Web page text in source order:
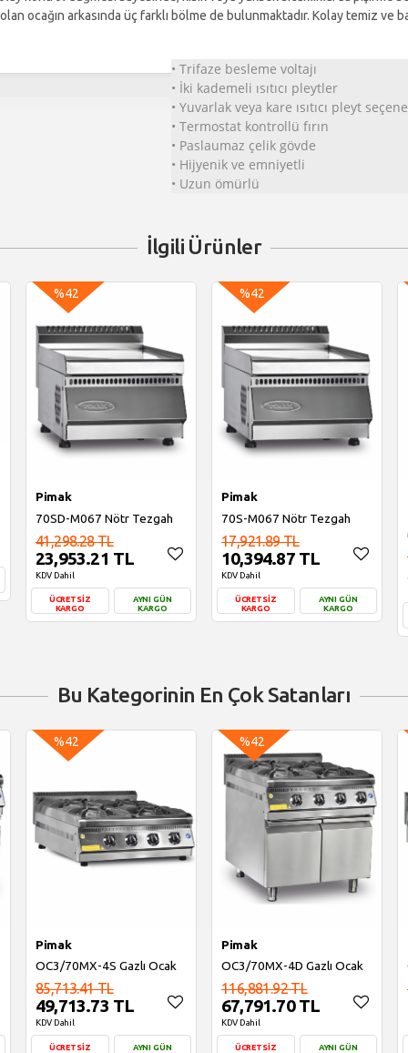
ocağın arkasında üç farklı bölme de bulunmaktadır. Kolay temiz ve
• Trifaze besleme voltajı
• İki kademeli ısıtıcı pleytler
• Yuvarlak veya kare ısıtıcı pleyt
• Termostat kontrollü fırın
• Paslaumaz çelik gövde
• Hijyenik ve emniyetli
• Uzun ömürlü
İlgili Ürünler
%42
Pimak
70SD-M067 Nötr Tezgah
41,298.28 TL
23,953.21 TL
KDV Dahil
ÜCRETSİZ
KARGO
AYNI GÜN
KARGO
%42
Pimak
70S-M067 Nötr Tezgah
17,921.89 TL
10,394.87 TL
KDV Dahil
ÜCRETSİZ
KARGO
AYNI GÜN
KARGO
Bu Kategorinin En Çok Satanları
%42
Pimak
OC3/70MX-4S Gazlı Ocak
85,713.41 TL
49,713.73 TL
KDV Dahil
ÜCRETSİZ
AYNI GÜN
%42
Pimak
OC3/70MX-4D Gazlı Ocak
116,881.92 TL
67,791.70 TL
KDV Dahil
ÜCRETSİZ
AYNI GÜN